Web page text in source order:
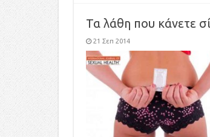
Τα λάθη που κάνετε
21 Σεπ 2014